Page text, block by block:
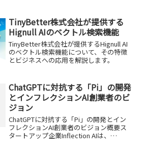
TinyBetter株式会社が提供する
Hignull AIのベクトル検索機能
TinyBetter株式会社が提供するHignull AI
のベクトル検索機能について、その特徴
とビジネスへの応用を解説します。
ChatGPTに対抗する「Pi」の開発
とインフレクションAI創業者のビ
ジョン
ChatGPTに対抗する「Pi」の開発とイン
フレクションAI創業者のビジョン概要ス
タートアップ企業Inflection AIは、